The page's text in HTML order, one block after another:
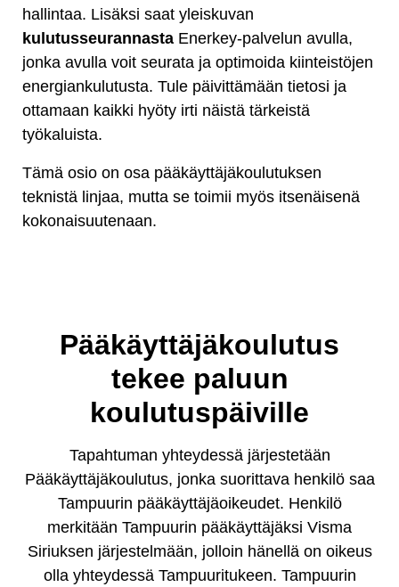
hallintaa. Lisäksi saat yleiskuvan
kulutusseurannasta Enerkey-palvelun avulla,
jonka avulla voit seurata ja optimoida kiinteistöjen
energiankulutusta. Tule päivittämään tietosi ja
ottamaan kaikki hyöty irti näistä tärkeistä
työkaluista.
Tämä osio on osa pääkäyttäjäkoulutuksen
teknistä linjaa, mutta se toimii myös itsenäisenä
kokonaisuutenaan.
Pääkäyttäjäkoulutus
tekee paluun
koulutuspäiville
Tapahtuman yhteydessä järjestetään
Pääkäyttäjäkoulutus, jonka suorittava henkilö saa
Tampuurin pääkäyttäjäoikeudet. Henkilö
merkitään Tampuurin pääkäyttäjäksi Visma
Siriuksen järjestelmään, jolloin hänellä on oikeus
olla yhteydessä Tampuuritukeen. Tampuurin